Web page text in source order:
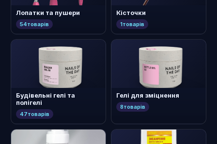
Лопатки та пушери
54товарів
Кісточки
1товарів
Будівельні гелі та
полігелі
47товарів
Гелі для зміцнення
8товарів